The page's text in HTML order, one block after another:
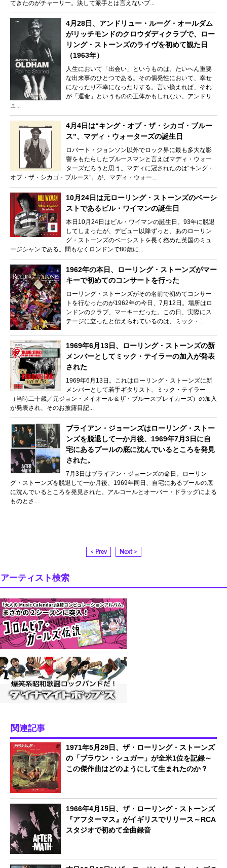
てきたのがチャーリー。決して派手とは言えないプ...
4月28日、アンドリュー・ルーグ・オールダム
がリッチモンドのクロウダディクラブで、ロー
リング・ストーンズのライヴを初めて観た日
（1963年）
人生において「出会い」というものは、たいへん重要
な出来事のひとつである。その偶発性において、幸せ
になったり不幸になったりする。言い換えれば、それ
が「運命」というものの正体かもしれない。アンドリ
ュ...
4月4日は“キング・オブ・ザ・シカゴ・ブルー
ス”、マディ・ウォーターズの誕生日
ロバート・ジョンソン以外でロック界に最も多大な影
響をもたらしたブルースマンと言えばマディ・ウォー
ターズだろうと思う。マディに冠されたのは“キング・
オブ・ザ・シカゴ・ブルース”。が、マディ・ウォー...
10月24日は元ローリング・ストーンズのベーシ
ストであるビル・ワイマンの誕生日
本日10月24日はビル・ワイマンの誕生日。93年に脱退
してしまったが、デビュー以降ずっと、あのローリン
グ・ストーンズのベーシストを長く務めた英国のミュ
ージシャンである。間もなくロンドンで80歳に...
1962年の本日、ローリング・ストーンズがマー
キーで初めてのコンサートを行った
ローリング・ストーンズがその名前で初めてコンサー
トを行なったのが1962年の今日、7月12日。場所はロ
ンドンのクラブ、マーキーだった。この日、実際にス
テージに立ったと伝えられているのは、ミック・...
1969年6月13日、ローリング・ストーンズの新
メンバーとしてミック・テイラーの加入が発表
された
1969年6月13日。これはローリング・ストーンズに新
メンバーとして若手ギタリスト、ミック・テイラー
（当時二十歳／元ジョン・メイオール＆ザ・ブルースブレイカーズ）の加入
が発表され、そのお披露目記...
ブライアン・ジョーンズはローリング・ストー
ンズを脱退して一か月後、1969年7月3日に自
宅にあるプールの底に沈んでいるところを発見
された。
7月3日はブライアン・ジョーンズの命日。ローリン
グ・ストーンズを脱退して一か月後、1969年同日、自宅にあるプールの底
に沈んでいるところを発見された。アルコールとオーバー・ドラッグによる
ものとさ...
< Prev Next >
アーティスト検索
関連記事
1971年5月29日、ザ・ローリング・ストーンズ
の「ブラウン・シュガー」が全米1位を記録～
この傑作曲はどのようにして生まれたのか？
1966年4月15日、ザ・ローリング・ストーンズ
『アフターマス』がイギリスでリリース～RCA
スタジオで初めて全曲録音